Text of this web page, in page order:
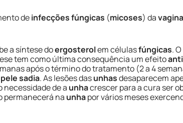
deinfecções fúngicas (micoses) davagina
a síntese doergosterolem célulasfúngicas. O
tem como última consequência um efeito
após o término do tratamento (2 a 4
pele sadia. As lesões dasunhasdesaparecem
necessidade de a unhacrescer para a cura ser
permanecerá na unhapor vários meses